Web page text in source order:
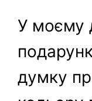
У моєму
думку